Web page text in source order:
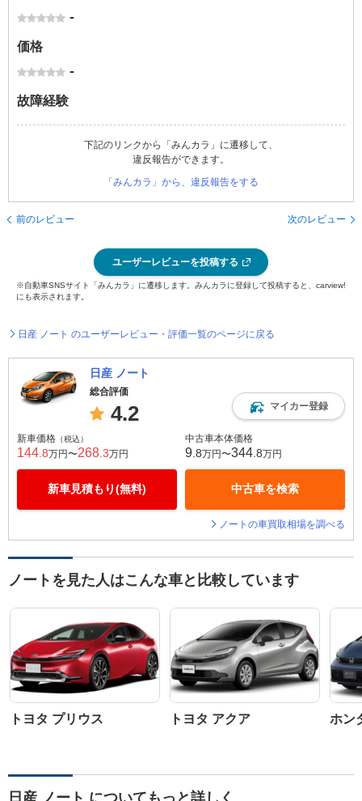
-
価格
-
故障経験
下記のリンクから「みんカラ」に遷移して、
違反報告ができます。
「みんカラ」から、違反報告をする
前のレビュー 次のレビュー
ユーザーレビューを投稿する
※自動車SNSサイト「みんカラ」に遷移します。みんカラに登録して投稿すると、carview!
にも表示されます。
日産 ノート のユーザーレビュー・評価一覧のページに戻る
日産 ノート
総合評価
4.2 マイカー登録
新車価格 （税込）
144 .8万円〜268 .3万円
新車見積もり(無料)
中古車本体価格
9 .8万円〜344 .8万円
中古車を検索
ノートの車買取相場を調べる
ノートを見た人はこんな車と比較しています
トヨタ プリウス トヨタ アクア ホン